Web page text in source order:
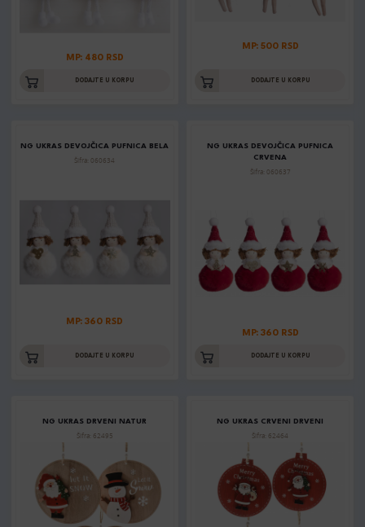
MP: 480 RSD
DODAJTE U KORPU
MP: 500 RSD
DODAJTE U KORPU
NG UKRAS DEVOJČICA PUFNICA BELA
Šifra: 060634
MP: 360 RSD
DODAJTE U KORPU
NG UKRAS DEVOJČICA PUFNICA
CRVENA
Šifra: 060637
MP: 360 RSD
DODAJTE U KORPU
NG UKRAS DRVENI NATUR
Šifra: 62495
NG UKRAS CRVENI DRVENI
Šifra: 62464